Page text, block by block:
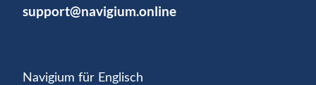
support@navigium.online
Navigium für Englisch